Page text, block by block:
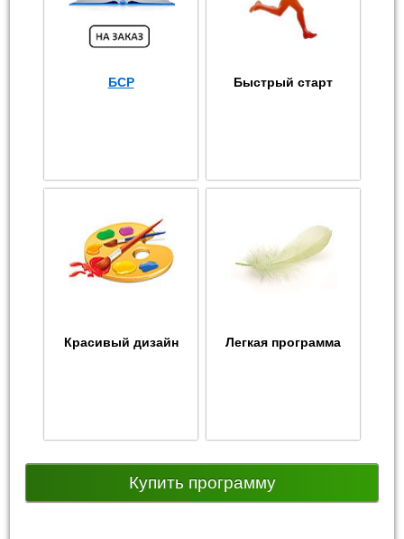
БСР Быстрый старт
Красивый дизайн Легкая программа
Купить программу